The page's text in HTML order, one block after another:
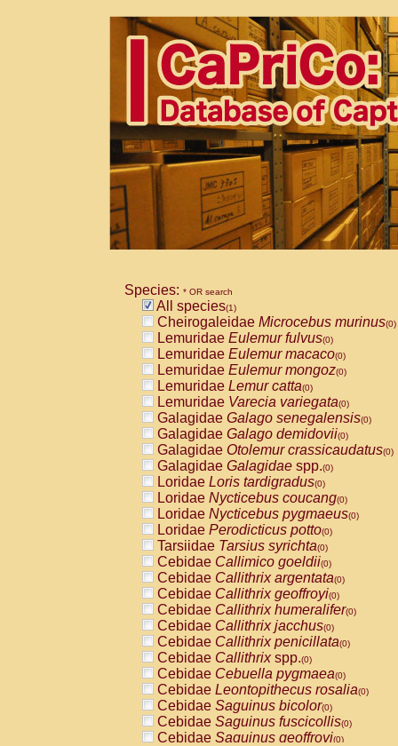
Species: * OR search
All species(1)
Cheirogaleidae Microcebus murinus(0)
Lemuridae Eulemur fulvus(0)
Lemuridae Eulemur macaco(0)
Lemuridae Eulemur mongoz(0)
Lemuridae Lemur catta(0)
Lemuridae Varecia variegata(0)
Galagidae Galago senegalensis(0)
Galagidae Galago demidovii(0)
Galagidae Otolemur crassicaudatus(0)
Galagidae Galagidae spp.(0)
Loridae Loris tardigradus(0)
Loridae Nycticebus coucang(0)
Loridae Nycticebus pygmaeus(0)
Loridae Perodicticus potto(0)
Tarsiidae Tarsius syrichta(0)
Cebidae Callimico goeldii(0)
Cebidae Callithrix argentata(0)
Cebidae Callithrix geoffroyi(0)
Cebidae Callithrix humeralifer(0)
Cebidae Callithrix jacchus(0)
Cebidae Callithrix penicillata(0)
Cebidae Callithrixspp.(0)
Cebidae Cebuella pygmaea(0)
Cebidae Leontopithecus rosalia(0)
Cebidae Saguinus bicolor(0)
Cebidae Saguinus fuscicollis(0)
Cebidae Saguinus geoffroyi(0)